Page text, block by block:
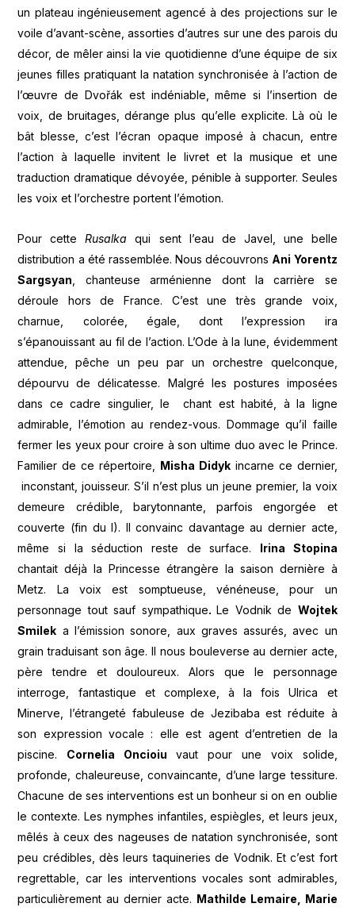
un plateau ingénieusement agencé à des projections sur le
voile d’avant-scène, assorties d’autres sur une des parois du
décor, de mêler ainsi la vie quotidienne d’une équipe de six
jeunes filles pratiquant la natation synchronisée à l’action de
l’œuvre de Dvořák est indéniable, même si l’insertion de
voix, de bruitages, dérange plus qu’elle explicite. Là où le
bât blesse, c’est l’écran opaque imposé à chacun, entre
l’action à laquelle invitent le livret et la musique et une
traduction dramatique dévoyée, pénible à supporter. Seules
les voix et l’orchestre portent l’émotion.
Pour cetteRusalkaqui sent l’eau de Javel, une belle
distribution a été rassemblée. Nous découvrons Ani Yorentz
Sargsyan , chanteuse arménienne dont la carrière se
déroule hors de France. C’est une très grande voix,
charnue, colorée, égale, dont l’expression ira
s’épanouissant au fil de l’action. L’Ode à la lune, évidemment
attendue, pêche un peu par un orchestre quelconque,
dépourvu de délicatesse. Malgré les postures imposées
dans ce cadre singulier, le chant est habité, à la ligne
admirable, l’émotion au rendez-vous. Dommage qu’il faille
fermer les yeux pour croire à son ultime duo avec le Prince.
Familier de ce répertoire, Misha Didykincarne ce dernier,
inconstant, jouisseur. S’il n’est plus un jeune premier, la voix
demeure crédible, barytonnante, parfois engorgée et
couverte (fin du I). Il convainc davantage au dernier acte,
même si la séduction reste de surface. Irina Stopina
chantait déjà la Princesse étrangère la saison dernière à
Metz. La voix est somptueuse, vénéneuse, pour un
personnage tout sauf sympathique.Le Vodnik de Wojtek
Smilek a l’émission sonore, aux graves assurés, avec un
grain traduisant son âge. Il nous bouleverse au dernier acte,
père tendre et douloureux. Alors que le personnage
interroge, fantastique et complexe, à la fois Ulrica et
Minerve, l’étrangeté fabuleuse de Jezibaba est réduite à
son expression vocale : elle est agent d’entretien de la
piscine. Cornelia Oncioiuvaut pour une voix solide,
profonde, chaleureuse, convaincante, d’une large tessiture.
Chacune de ses interventions est un bonheur si on en oublie
le contexte. Les nymphes infantiles, espiègles, et leurs jeux,
mêlés à ceux des nageuses de natation synchronisée, sont
peu crédibles, dès leurs taquineries de Vodnik. Et c’est fort
regrettable, car les interventions vocales sont admirables,
particulièrement au dernier acte. Mathilde Lemaire, Marie